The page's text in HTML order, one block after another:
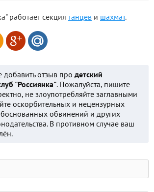
работает секция танцев и шахмат.
добавить отзыв про детский
"Россиянка". Пожалуйста, пишите
не злоупотребляйте заглавными
оскорбительных и нецензурных
обвинений и других
В противном случае ваш